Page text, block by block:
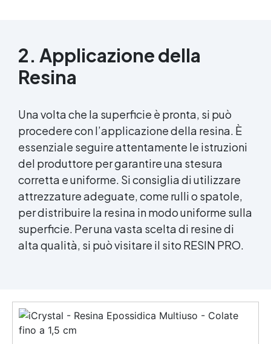
2. Applicazione della
Resina
Una volta che la superficie è pronta, si può
procedere con l’applicazione della resina. È
essenziale seguire attentamente le istruzioni
del produttore per garantire una stesura
corretta e uniforme. Si consiglia di utilizzare
attrezzature adeguate, come rulli o spatole,
per distribuire la resina in modo uniforme sulla
superficie. Per una vasta scelta di resine di
alta qualità, si può visitare il sito RESIN PRO.